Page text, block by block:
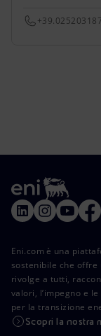
Eni.com è una
sostenibile che offre
rivolge a tutti,
valori, l’impegno e
per la transizione
Scopri la nostra